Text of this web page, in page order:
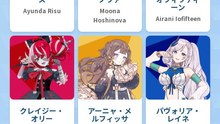
Ayunda Risu
Moona
Hoshinova
ーン
Airani Iofifteen
クレイジー・
オリー
アーニャ・メ
ルフィッサ
パヴォリア・
レイネ